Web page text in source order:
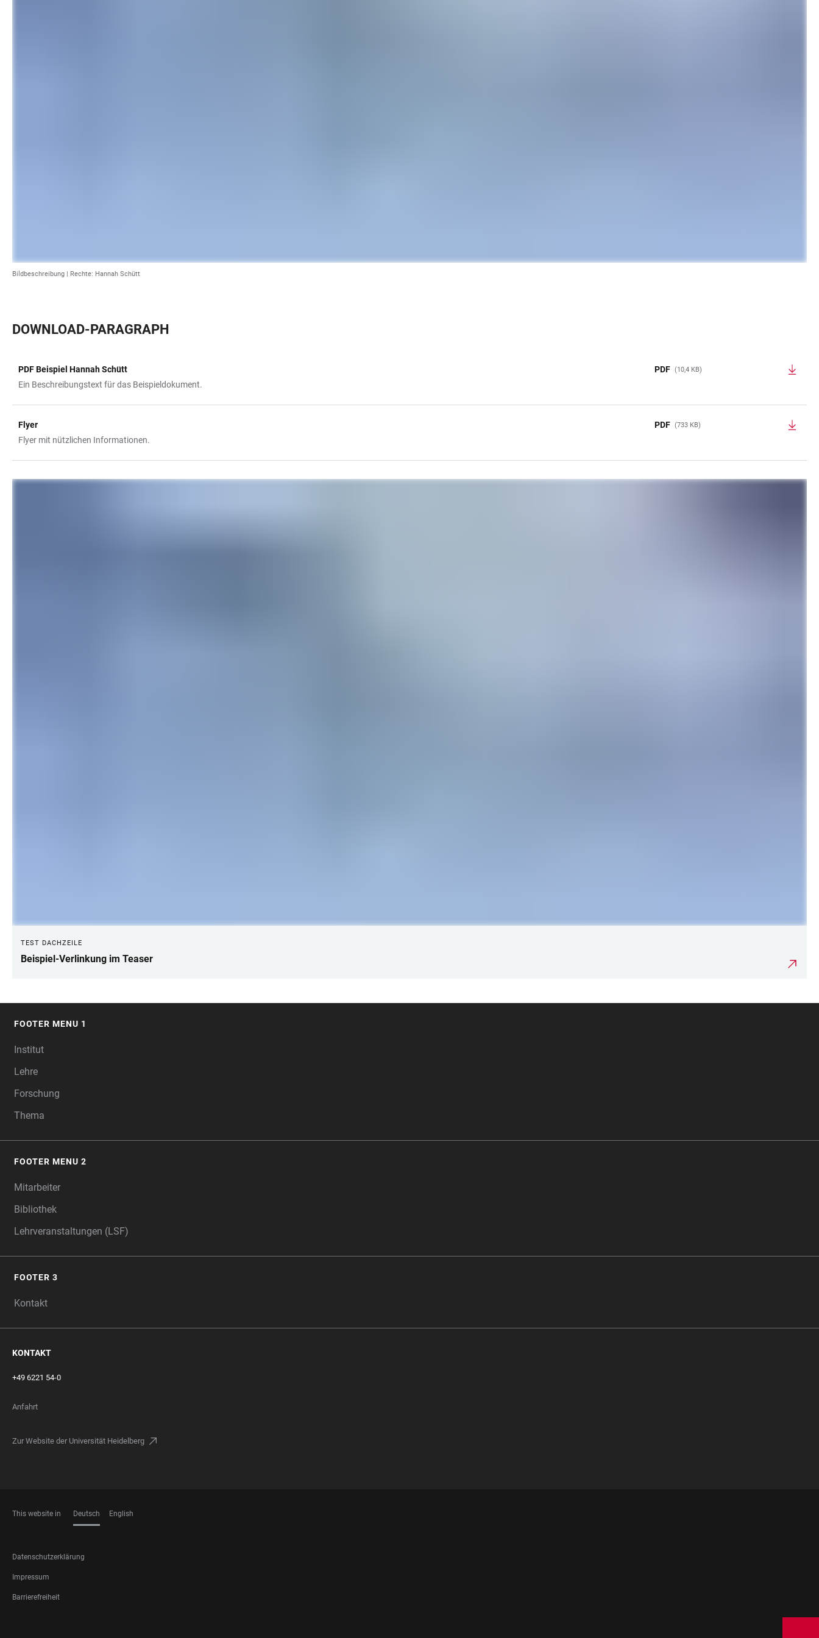
Bildbeschreibung | Rechte: Hannah Schütt
DOWNLOAD-PARAGRAPH
TABELLE
PDF Beispiel Hannah Schütt
Ein Beschreibungstext für das Beispieldokument.
PDF (10,4 KB)
Flyer
Flyer mit nützlichen Informationen.
PDF (733 KB)
TEST DACHZEILE
Beispiel-Verlinkung im Teaser
FOOTER MENU 1
Institut
Lehre
Forschung
Thema
FOOTER MENU 2
Mitarbeiter
Bibliothek
Lehrveranstaltungen (LSF)
FOOTER 3
Kontakt
KONTAKT
+49 6221 54-0
Anfahrt
Zur Website der Universität Heidelberg
This website in Deutsch English
FOOTER
LEGAL
Datenschutzerklärung
Impressum
Barrierefreiheit